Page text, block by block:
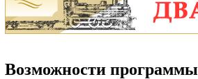
Возможности программы